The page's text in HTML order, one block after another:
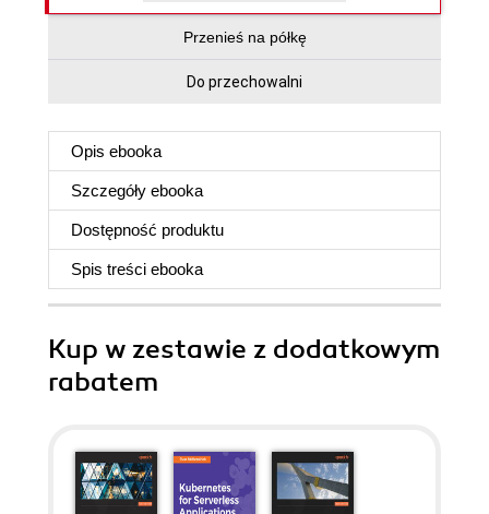
Przenieś na półkę
Do przechowalni
Opis ebooka
Szczegóły ebooka
Dostępność produktu
Spis treści ebooka
Kup w zestawie z dodatkowym
rabatem